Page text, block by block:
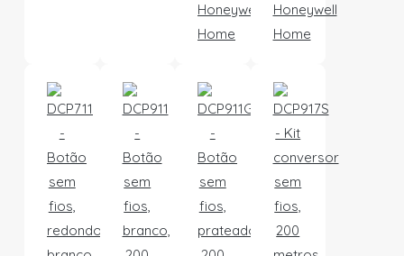
Honeywell
Home
Honeywell
Home